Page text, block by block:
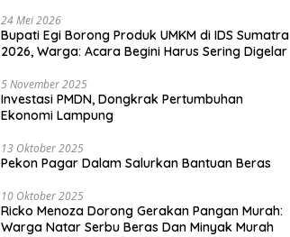
24 Mei 2026
Bupati Egi Borong Produk UMKM di IDS Sumatra
2026, Warga: Acara Begini Harus Sering Digelar
5 November 2025
Investasi PMDN, Dongkrak Pertumbuhan
Ekonomi Lampung
13 Oktober 2025
Pekon Pagar Dalam Salurkan Bantuan Beras
10 Oktober 2025
Ricko Menoza Dorong Gerakan Pangan Murah:
Warga Natar Serbu Beras Dan Minyak Murah